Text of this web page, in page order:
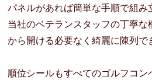
パネルがあれば簡単な手順で組み
当社のベテランスタッフの丁寧
から開ける必要なく綺麗に陳列で
順位シールもすべてのゴルフコン